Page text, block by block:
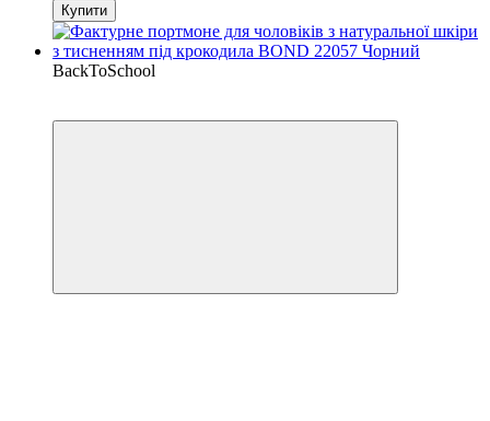
Купити
BackToSchool